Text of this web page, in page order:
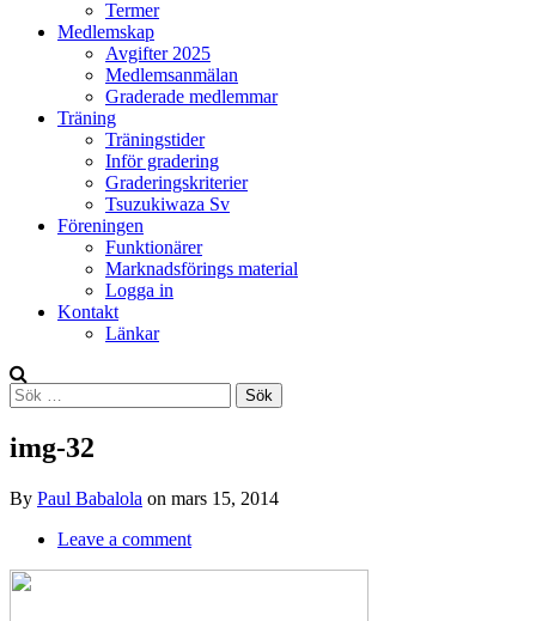
Termer
Medlemskap
Avgifter 2025
Medlemsanmälan
Graderade medlemmar
Träning
Träningstider
Inför gradering
Graderingskriterier
Tsuzukiwaza Sv
Föreningen
Funktionärer
Marknadsförings material
Logga in
Kontakt
Länkar
Sök
efter:
img-32
By Paul Babalola on mars 15, 2014
Leave a comment